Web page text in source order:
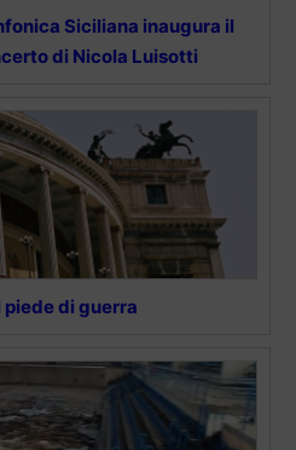
Siciliana inaugura il
di Nicola Luisotti
piede di guerra